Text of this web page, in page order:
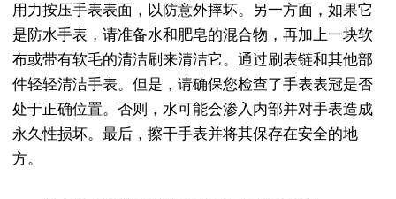
用力按压手表表面，以防意外摔坏。另一方面，如果它
是防水手表，请准备水和肥皂的混合物，再加上一块软
布或带有软毛的清洁刷来清洁它。通过刷表链和其他部
件轻轻清洁手表。但是，请确保您检查了手表表冠是否
处于正确位置。否则，水可能会渗入内部并对手表造成
永久性损坏。最后，擦干手表并将其保存在安全的地
方。